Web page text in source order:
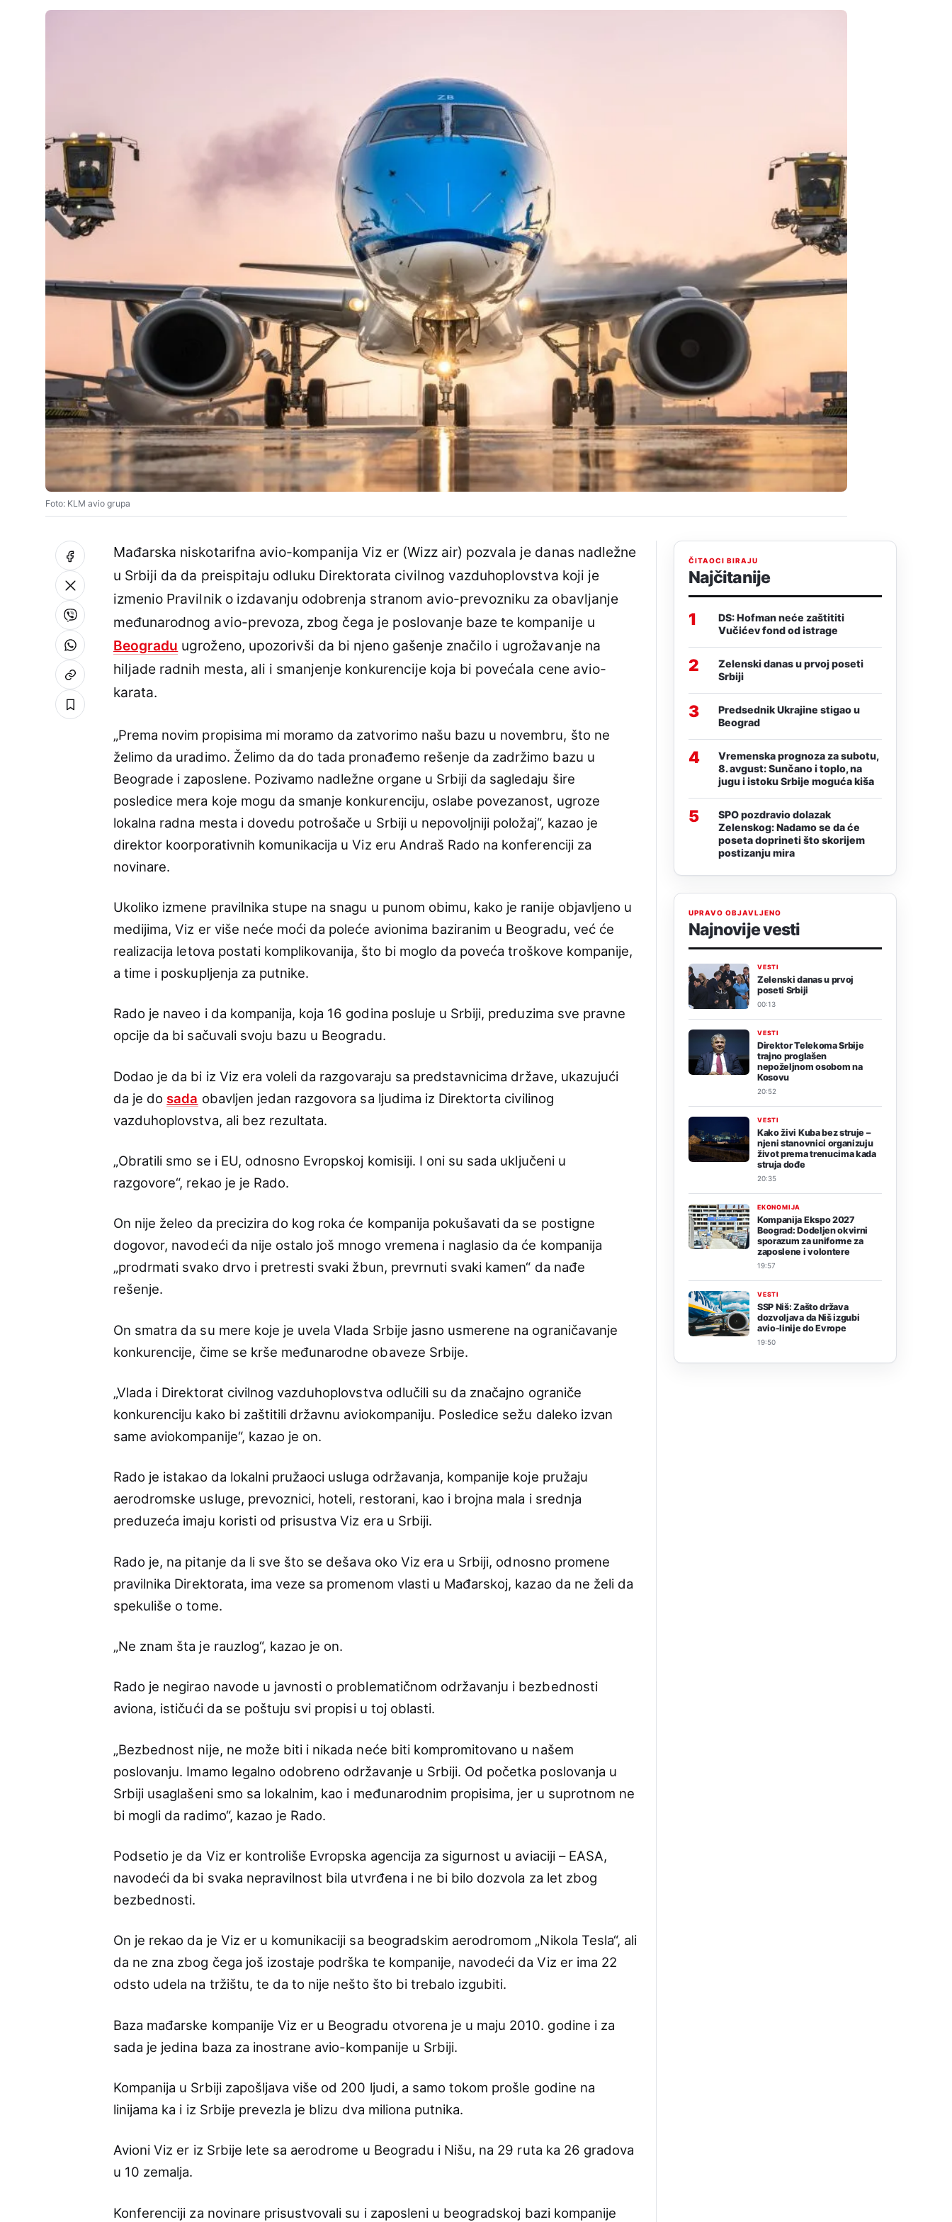
Foto: KLM avio grupa
Mađarska niskotarifna avio-kompanija Viz er (Wizz air) pozvala je danas nadležne
u Srbiji da da preispitaju odluku Direktorata civilnog vazduhoplovstva koji je
izmenio Pravilnik o izdavanju odobrenja stranom avio-prevozniku za obavljanje
međunarodnog avio-prevoza, zbog čega je poslovanje baze te kompanije u
Beogradu ugroženo, upozorivši da bi njeno gašenje značilo i ugrožavanje na
hiljade radnih mesta, ali i smanjenje konkurencije koja bi povećala cene avio-
karata.
„Prema novim propisima mi moramo da zatvorimo našu bazu u novembru, što ne
želimo da uradimo. Želimo da do tada pronađemo rešenje da zadržimo bazu u
Beograde i zaposlene. Pozivamo nadležne organe u Srbiji da sagledaju šire
posledice mera koje mogu da smanje konkurenciju, oslabe povezanost, ugroze
lokalna radna mesta i dovedu potrošače u Srbiji u nepovoljniji položaj“, kazao je
direktor koorporativnih komunikacija u Viz eru Andraš Rado na konferenciji za
novinare.
Ukoliko izmene pravilnika stupe na snagu u punom obimu, kako je ranije objavljeno u
medijima, Viz er više neće moći da poleće avionima baziranim u Beogradu, već će
realizacija letova postati komplikovanija, što bi moglo da poveća troškove kompanije,
a time i poskupljenja za putnike.
Rado je naveo i da kompanija, koja 16 godina posluje u Srbiji, preduzima sve pravne
opcije da bi sačuvali svoju bazu u Beogradu.
Dodao je da bi iz Viz era voleli da razgovaraju sa predstavnicima države, ukazujući
da je do sada obavljen jedan razgovora sa ljudima iz Direktorta civilinog
vazduhoplovstva, ali bez rezultata.
„Obratili smo se i EU, odnosno Evropskoj komisiji. I oni su sada uključeni u
razgovore“, rekao je je Rado.
On nije želeo da precizira do kog roka će kompanija pokušavati da se postigne
dogovor, navodeći da nije ostalo još mnogo vremena i naglasio da će kompanija
„prodrmati svako drvo i pretresti svaki žbun, prevrnuti svaki kamen“ da nađe
rešenje.
On smatra da su mere koje je uvela Vlada Srbije jasno usmerene na ograničavanje
konkurencije, čime se krše međunarodne obaveze Srbije.
„Vlada i Direktorat civilnog vazduhoplovstva odlučili su da značajno ograniče
konkurenciju kako bi zaštitili državnu aviokompaniju. Posledice sežu daleko izvan
same aviokompanije“, kazao je on.
Rado je istakao da lokalni pružaoci usluga održavanja, kompanije koje pružaju
aerodromske usluge, prevoznici, hoteli, restorani, kao i brojna mala i srednja
preduzeća imaju koristi od prisustva Viz era u Srbiji.
Rado je, na pitanje da li sve što se dešava oko Viz era u Srbiji, odnosno promene
pravilnika Direktorata, ima veze sa promenom vlasti u Mađarskoj, kazao da ne želi da
spekuliše o tome.
„Ne znam šta je rauzlog“, kazao je on.
Rado je negirao navode u javnosti o problematičnom održavanju i bezbednosti
aviona, ističući da se poštuju svi propisi u toj oblasti.
„Bezbednost nije, ne može biti i nikada neće biti kompromitovano u našem
poslovanju. Imamo legalno odobreno održavanje u Srbiji. Od početka poslovanja u
Srbiji usaglašeni smo sa lokalnim, kao i međunarodnim propisima, jer u suprotnom ne
bi mogli da radimo“, kazao je Rado.
Podsetio je da Viz er kontroliše Evropska agencija za sigurnost u aviaciji – EASA,
navodeći da bi svaka nepravilnost bila utvrđena i ne bi bilo dozvola za let zbog
bezbednosti.
On je rekao da je Viz er u komunikaciji sa beogradskim aerodromom „Nikola Tesla“, ali
da ne zna zbog čega još izostaje podrška te kompanije, navodeći da Viz er ima 22
odsto udela na tržištu, te da to nije nešto što bi trebalo izgubiti.
Baza mađarske kompanije Viz er u Beogradu otvorena je u maju 2010. godine i za
sada je jedina baza za inostrane avio-kompanije u Srbiji.
Kompanija u Srbiji zapošljava više od 200 ljudi, a samo tokom prošle godine na
linijama ka i iz Srbije prevezla je blizu dva miliona putnika.
Avioni Viz er iz Srbije lete sa aerodrome u Beogradu i Nišu, na 29 ruta ka 26 gradova
u 10 zemalja.
Konferenciji za novinare prisustvovali su i zaposleni u beogradskoj bazi kompanije
ČITAOCI BIRAJU
Najčitanije
1
DS: Hofman neće zaštititi
Vučićev fond od istrage
2
Zelenski danas u prvoj poseti
Srbiji
3
Predsednik Ukrajine stigao u
Beograd
4
Vremenska prognoza za subotu,
8. avgust: Sunčano i toplo, na
jugu i istoku Srbije moguća kiša
5
SPO pozdravio dolazak
Zelenskog: Nadamo se da će
poseta doprineti što skorijem
postizanju mira
UPRAVO OBJAVLJENO
Najnovije vesti
VESTI
Zelenski danas u prvoj
poseti Srbiji
00:13
VESTI
Direktor Telekoma Srbije
trajno proglašen
nepoželjnom osobom na
Kosovu
20:52
VESTI
Kako živi Kuba bez struje –
njeni stanovnici organizuju
život prema trenucima kada
struja dođe
20:35
EKONOMIJA
Kompanija Ekspo 2027
Beograd: Dodeljen okvirni
sporazum za uniforme za
zaposlene i volontere
19:57
VESTI
SSP Niš: Zašto država
dozvoljava da Niš izgubi
avio-linije do Evrope
19:50